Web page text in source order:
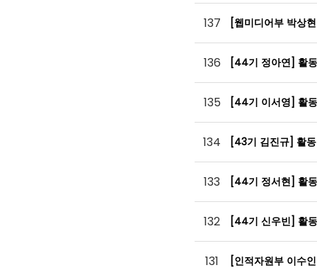
137 [웹미디어부 박상
136 [44기 정아연] 활
135 [44기 이서영] 활
134 [43기 김진규] 활
133 [44기 정서현] 활
132 [44기 신우빈] 활
131 [인적자원부 이수